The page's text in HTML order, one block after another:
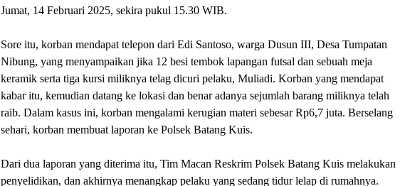
Jumat, 14 Februari 2025, sekira pukul 15.30 WIB.
Sore itu, korban mendapat telepon dari Edi Santoso, warga Dusun III, Desa Tumpatan
Nibung, yang menyampaikan jika 12 besi tembok lapangan futsal dan sebuah meja
keramik serta tiga kursi miliknya telag dicuri pelaku, Muliadi. Korban yang mendapat
kabar itu, kemudian datang ke lokasi dan benar adanya sejumlah barang miliknya telah
raib. Dalam kasus ini, korban mengalami kerugian materi sebesar Rp6,7 juta. Berselang
sehari, korban membuat laporan ke Polsek Batang Kuis.
Dari dua laporan yang diterima itu, Tim Macan Reskrim Polsek Batang Kuis melakukan
penyelidikan, dan akhirnya menangkap pelaku yang sedang tidur lelap di rumahnya.